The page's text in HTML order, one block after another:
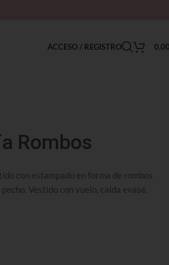
ACCESO / REGISTRO
Rombos
con estampado en forma de rombos
Vestido con vuelo, caída evasé,